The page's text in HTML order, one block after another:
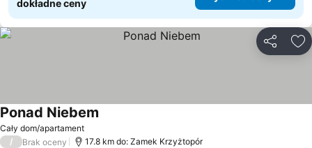
dokładne ceny
Cały dom/apartament
Ponad Niebem
/ Brak oceny 17.8 km do: Zamek Krzyżtopór